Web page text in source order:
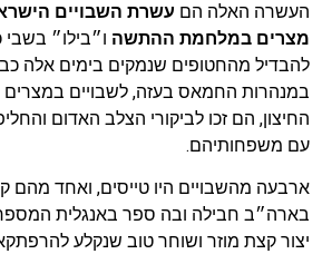
העשרה האלה הם עשרת השבויים
מצרים במלחמת ההתשה ו״בילו״
להבדיל מהחטופים שנמקים בימים אלה
במנהרות החמאס בעזה, לשבויים
החיצון, הם זכו לביקורי הצלב האדום
עם משפחותיהם.
ארבעה מהשבויים היו טייסים, ואחד מהם
בארה״ב חבילה ובה ספר באנגלית המספר
יצור קצת מוזר ושוחר טוב שנקלע